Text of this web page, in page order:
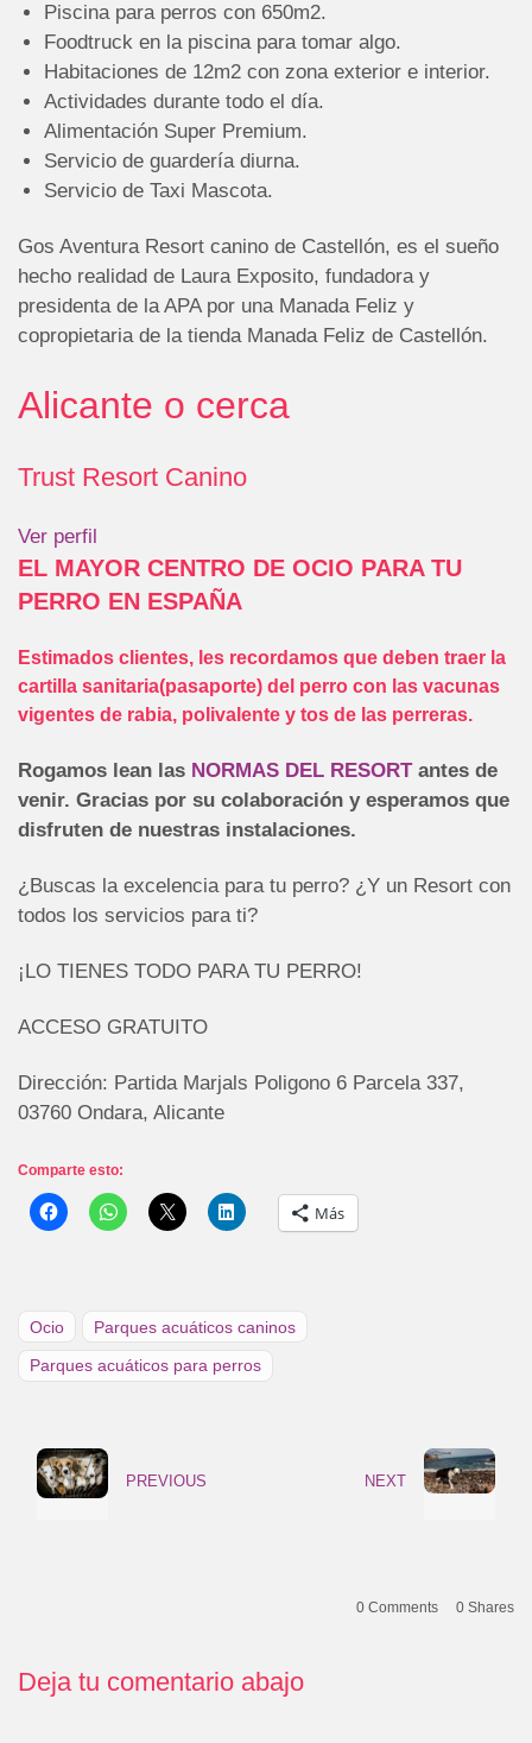
Piscina para perros con 650m2.
Foodtruck en la piscina para tomar algo.
Habitaciones de 12m2 con zona exterior e interior.
Actividades durante todo el día.
Alimentación Super Premium.
Servicio de guardería diurna.
Servicio de Taxi Mascota.
Gos Aventura Resort canino de Castellón, es el sueño
hecho realidad de Laura Exposito, fundadora y
presidenta de la APA por una Manada Feliz y
copropietaria de la tienda Manada Feliz de Castellón.
Alicante o cerca
Trust Resort Canino
Ver perfil
EL MAYOR CENTRO DE OCIO PARA TU
PERRO EN ESPAÑA
Estimados clientes, l es recordamos que deben traer la
cartilla sanitaria(pasaporte) del perro con las vacunas
vigentes de rabia, polivalente y tos de las perreras.
Rogamos lean las NORMAS DEL RESORTantes de
venir. Gracias por su colaboración y esperamos que
disfruten de nuestras instalaciones.
¿Buscas la excelencia para tu perro? ¿Y un Resort con
todos los servicios para ti?
¡LO TIENES TODO PARA TU PERRO!
ACCESO GRATUITO
Dirección: Partida Marjals Poligono 6 Parcela 337,
03760 Ondara, Alicante
Comparte esto:
Más
Ocio Parques acuáticos caninos
Parques acuáticos para perros
PREVIOUS NEXT
0 Comments 0 Shares
Deja tu comentario abajo